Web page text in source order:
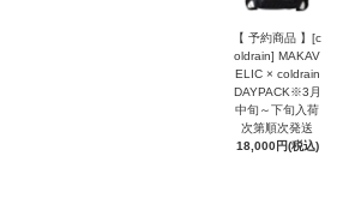
【 予約商品 】[c
oldrain] MAKAV
ELIC × coldrain
DAYPACK※3月
中旬～下旬入荷
次第順次発送
18,000円(税込)